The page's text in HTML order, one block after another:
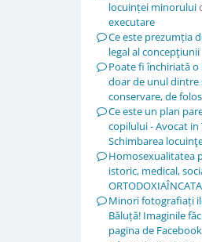
locuinței minorului
executare
Ce este prezumția
legal al concepţiunii
Poate fi închiriată
doar de unul dintre
conservare, de
Ce este un plan
copilului - Avocat in
Schimbarea
Homosexualitatea
istoric, medical,
Minori fotografiați
Băluță! Imaginile
pagina de